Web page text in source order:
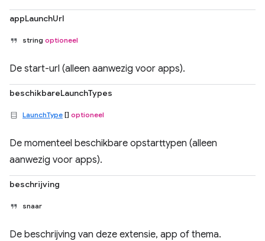
appLaunchUrl
string optioneel
De start-url (alleen aanwezig voor apps).
beschikbareLaunchTypes
LaunchType [] optioneel
De momenteel beschikbare opstarttypen (alleen
aanwezig voor apps).
beschrijving
snaar
De beschrijving van deze extensie, app of thema.